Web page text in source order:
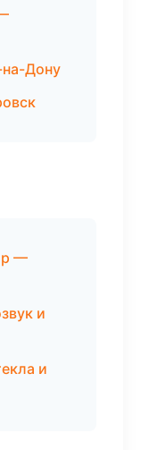
Дону
—
и
и